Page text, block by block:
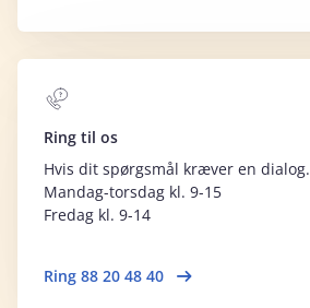
Ring til os
Hvis dit spørgsmål kræver en dialog.
Mandag-torsdag kl. 9-15
Fredag kl. 9-14
Ring 88 20 48 40